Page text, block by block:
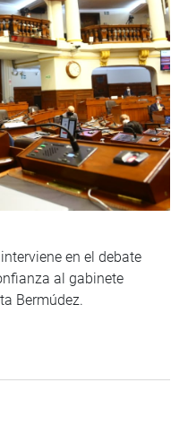
en el debate
al gabinete
Bermúdez.